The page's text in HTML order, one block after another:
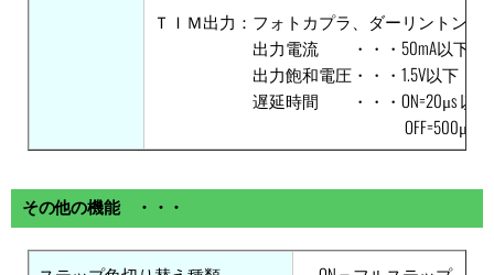
ＴＩＭ出力：フォトカプラ、ダーリントン出
出力電流 ・・・50mA以下
出力飽和電圧・・・1.5V以下
遅延時間 ・・・ON=20μs 以下
OFF=500μs 以
その他の機能 ・・・